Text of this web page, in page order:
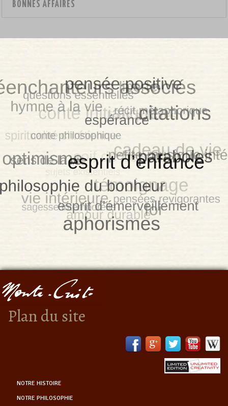
BONNES AFFAIRES
Plan du site
NOTRE HISTOIRE
NOTRE PHILOSOPHIE